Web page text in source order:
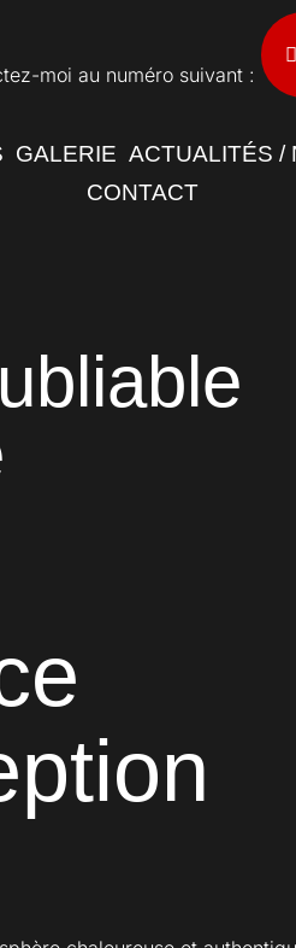
moi au numéro suivant :
GALERIE ACTUALITÉS /
CONTACT